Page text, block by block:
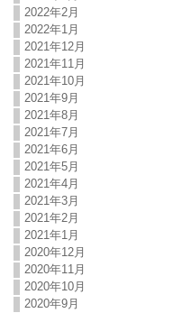
2022年2月
2022年1月
2021年12月
2021年11月
2021年10月
2021年9月
2021年8月
2021年7月
2021年6月
2021年5月
2021年4月
2021年3月
2021年2月
2021年1月
2020年12月
2020年11月
2020年10月
2020年9月